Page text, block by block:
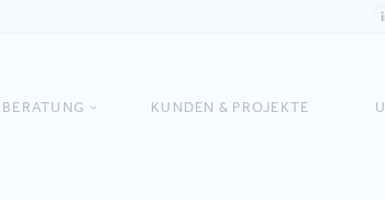
BERATUNG KUNDEN & PROJEKTE